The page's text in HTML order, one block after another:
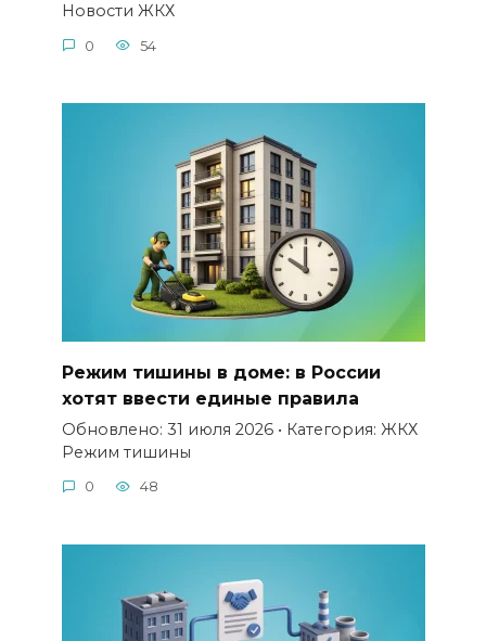
Новости ЖКХ
0 54
Режим тишины в доме: в России
хотят ввести единые правила
Обновлено: 31 июля 2026 • Категория: ЖКХ
Режим тишины
0 48